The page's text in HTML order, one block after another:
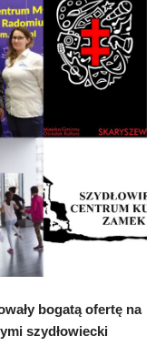
bogatą ofertę na
szydłowiecki